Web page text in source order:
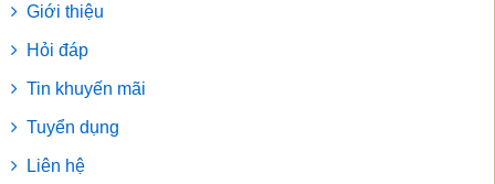
Giới thiệu
Hỏi đáp
Tin khuyến mãi
Tuyển dụng
Liên hệ